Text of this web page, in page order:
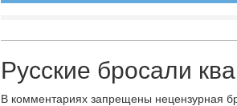
Русские бросали
В комментариях запрещены нецензурная